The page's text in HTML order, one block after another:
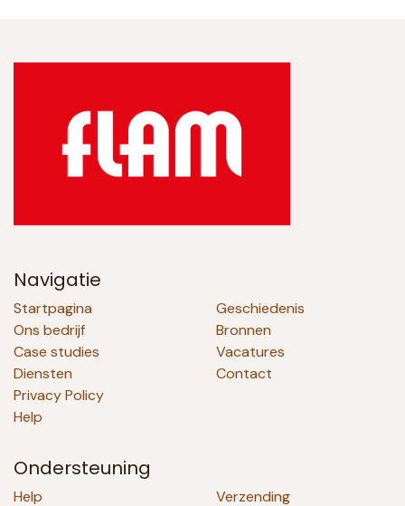
Navigatie
Startpagina
Ons bedrijf
Case studies
Diensten
Privacy Policy
Help
Geschiedenis
Bronnen
Vacatures
Contact
Ondersteuning
Help Verzending